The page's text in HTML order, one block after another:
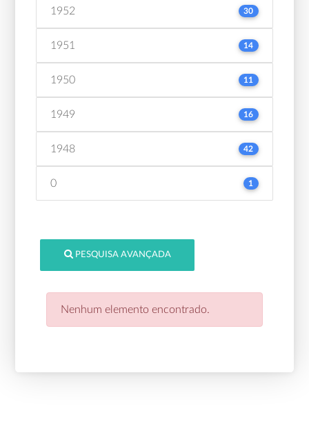
1952 30
1951 14
1950 11
1949 16
1948 42
0 1
PESQUISA AVANÇADA
Nenhum elemento encontrado.